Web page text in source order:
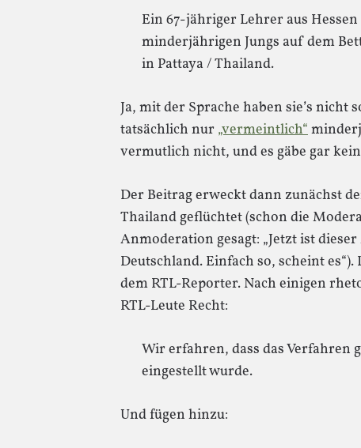
Ein 67-jähriger Lehrer aus
minderjährigen Jungs auf dem
in Pattaya / Thailand.
Ja, mit der Sprache haben sie’s nicht
tatsächlich nur „vermeintlich“
vermutlich nicht, und es gäbe gar
Der Beitrag erweckt dann zunächst
Thailand geflüchtet (schon die
Anmoderation gesagt: „Jetzt ist
Deutschland. Einfach so, scheint
dem RTL-Reporter. Nach einigen
RTL-Leute Recht:
Wir erfahren, dass das Verfahren
eingestellt wurde.
Und fügen hinzu: